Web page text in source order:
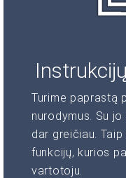
Turime paprastą
nurodymus. Su
dar greičiau.
funkcijų, kurios
vartotoju.